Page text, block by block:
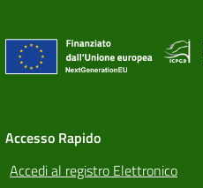
Accesso Rapido
Accedi al registro Elettronico